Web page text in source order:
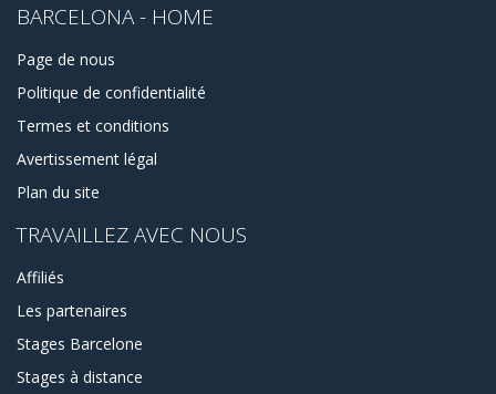
BARCELONA - HOME
Page de nous
Politique de confidentialité
Termes et conditions
Avertissement légal
Plan du site
TRAVAILLEZ AVEC NOUS
Affiliés
Les partenaires
Stages Barcelone
Stages à distance